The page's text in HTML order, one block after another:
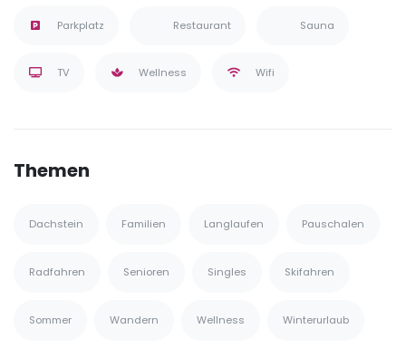
Parkplatz Restaurant Sauna
TV Wellness Wifi
Themen
Dachstein Familien Langlaufen Pauschalen
Radfahren Senioren Singles Skifahren
Sommer Wandern Wellness Winterurlaub